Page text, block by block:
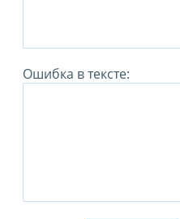
Ошибка в тексте: